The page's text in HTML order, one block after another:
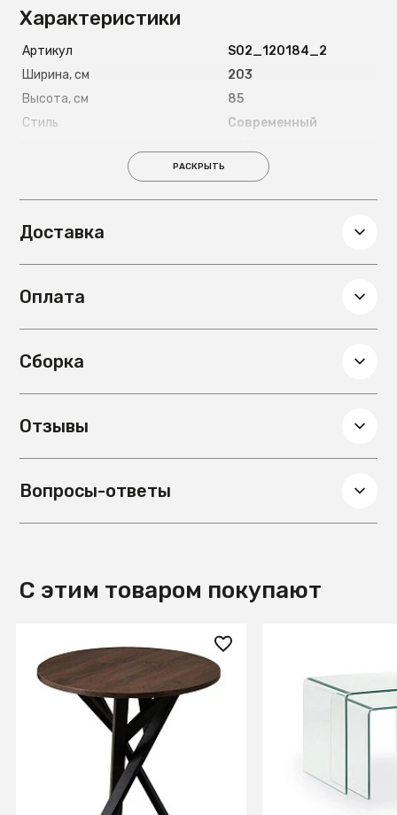
Характеристики
Артикул
S02_120184_2
Ширина, см
203
Высота, см
85
Стиль
Современный
Механизм раскладывания
РАСКРЫТЬ
Доставка
Оплата
Сборка
Отзывы
Вопросы-ответы
С этим товаром покупают
2 000 ₽
Стол журнальный Flora R
Гладстоун Табак
В КОРЗИНУ
60 990 ₽
Набор столиков